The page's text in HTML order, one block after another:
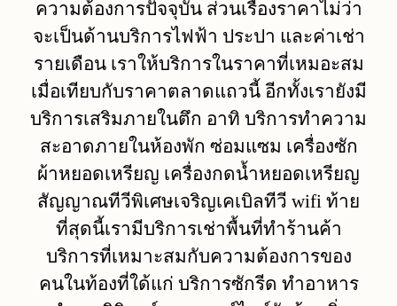
ความต้องการปัจจุบัน ส่วนเรื่องราคาไม่ว่า
จะเป็นด้านบริการไฟฟ้า ประปา และค่าเช่า
รายเดือน เราให้บริการในราคาที่เหมอะสม
เมื่อเทียบกับราคาตลาดแถวนี้ อีกทั้งเรายังมี
บริการเสริมภายในตึก อาทิ บริการทำความ
สะอาดภายในห้องพัก ซ่อมแซม เครื่องซัก
ผ้าหยอดเหรียญ เครื่องกดน้ำหยอดเหรียญ
สัญญาณทีวีพิเศษเจริญเคเบิลทีวี wifi ท้าย
ที่สุดนี้เรามีบริการเช่าพื้นที่ทำร้านค้า
บริการที่เหมาะสมกับความต้องการของ
คนในท้องที่ใด้แก่ บริการซักรีด ทำอาหาร